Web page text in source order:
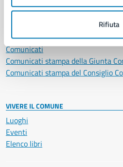
Rifiuta
NOVITÀ
Avvisi
Comunicati
Comunicati stampa della Giunta
Comunicati stampa del Consiglio
VIVERE IL COMUNE
Luoghi
Eventi
Elenco libri